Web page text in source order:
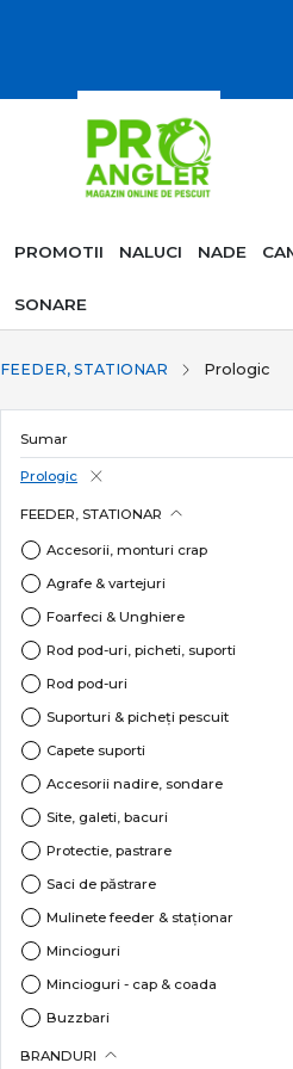
PROMOTII NALUCI NADE
SONARE
FEEDER, STATIONAR Prologic
Sumar
Prologic
FEEDER, STATIONAR
Accesorii, monturi crap
Agrafe & vartejuri
Foarfeci & Unghiere
Rod pod-uri, picheti, suporti
Rod pod-uri
Suporturi & picheți pescuit
Capete suporti
Accesorii nadire, sondare
Site, galeti, bacuri
Protectie, pastrare
Saci de păstrare
Mulinete feeder & staționar
Mincioguri
Mincioguri - cap & coada
Buzzbari
Balize & Markere
BRANDURI